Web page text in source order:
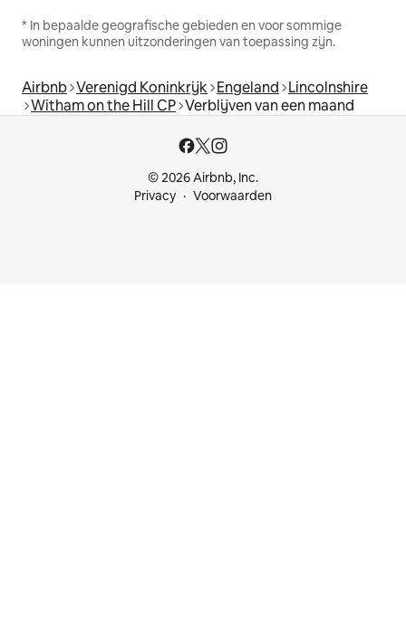
* In bepaalde geografische gebieden en voor sommige
woningen kunnen uitzonderingen van toepassing zijn.
Airbnb Verenigd Koninkrijk Engeland Lincolnshire
Witham on the Hill CP Verblijven van een maand
© 2026 Airbnb, Inc.
Privacy
Voorwaarden